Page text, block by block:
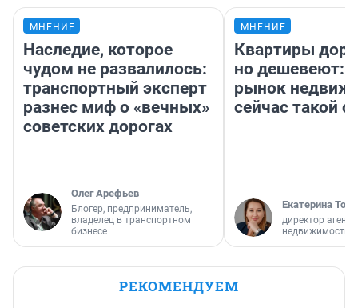
МНЕНИЕ
Наследие, которое
чудом не развалилось:
транспортный эксперт
разнес миф о «вечных»
советских дорогах
Олег Арефьев
Блогер, предприниматель,
владелец в транспортном
бизнесе
МНЕНИЕ
Квартиры
но дешевеют:
рынок
сейчас такой
Екатерина
директор
недвижимости
РЕКОМЕНДУЕМ